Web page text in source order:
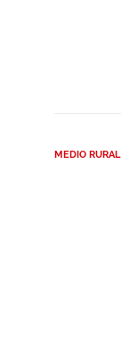
MEDIO RURAL